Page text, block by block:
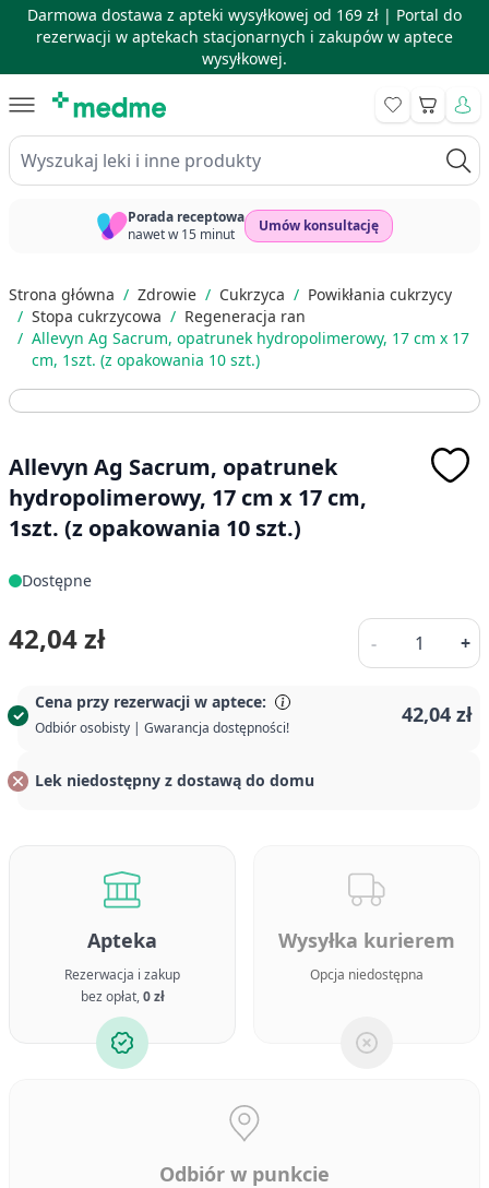
Darmowa dostawa z apteki wysyłkowej od 169 zł | Portal do
rezerwacji w aptekach stacjonarnych i zakupów w aptece
wysyłkowej.
Wyszukaj leki i inne produkty
Koszyk
Porada receptowa
nawet w 15 minut
Umów konsultację
Strona główna / Zdrowie / Cukrzyca / Powikłania cukrzycy
/ Stopa cukrzycowa / Regeneracja ran
/ Allevyn Ag Sacrum, opatrunek hydropolimerowy, 17 cm x 17
cm, 1szt. (z opakowania 10 szt.)
Allevyn Ag Sacrum, opatrunek
hydropolimerowy, 17 cm x 17 cm,
1szt. (z opakowania 10 szt.)
Dostępne
Cena przy rezerwacji w aptece:
Odbiór osobisty | Gwarancja dostępności!
42,04 zł
Lek niedostępny z dostawą do domu
42,04 zł -
Ilość
+
Apteka
Rezerwacja i zakup
bez opłat,0 zł
Wysyłka kurierem
Opcja niedostępna
Odbiór w punkcie